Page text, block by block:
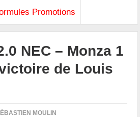
Promotions
NEC – Monza 1
de Louis
MOULIN